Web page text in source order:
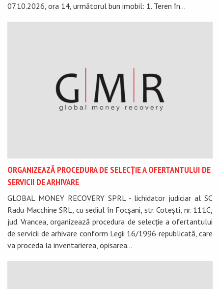
07.10.2026, ora 14, următorul bun imobil: 1. Teren în...
ORGANIZEAZĂ PROCEDURA DE SELECȚIE A OFERTANTULUI DE
SERVICII DE ARHIVARE
GLOBAL MONEY RECOVERY SPRL - lichidator judiciar al SC
Radu Macchine SRL, cu sediul în Focșani, str. Cotești, nr. 111C,
jud. Vrancea, organizează procedura de selecție a ofertantului
de servicii de arhivare conform Legii 16/1996 republicată, care
va proceda la inventarierea, opisarea...